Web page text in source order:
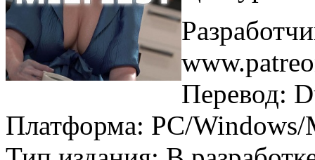
Перевод:
Платформа: PC/